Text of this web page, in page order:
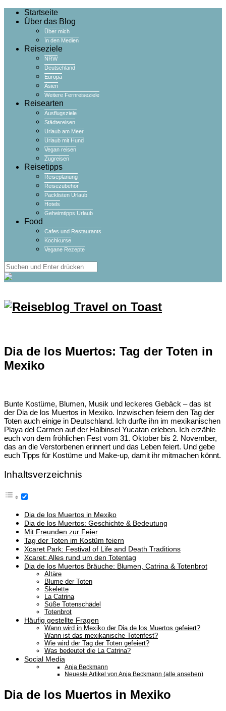
Startseite
Über das Blog
Über mich
In den Medien
Reiseziele
NRW
Deutschland
Europa
Asien
Weitere Fernreiseziele
Reisearten
Ausflugsziele
Städtereisen
Urlaub am Meer
Urlaub mit Hund
Vegan reisen
Zugreisen
Reisetipps
Reiseplanung
Reisezubehör
Packlisten Urlaub
Hotels
Geheimtipps Urlaub
Food
Cafes und Restaurants
Kochkurse
Vegane Rezepte
Dia de los Muertos: Tag der Toten in
Mexiko
Bunte Kostüme, Blumen, Musik und leckeres Gebäck – das ist
der Dia de los Muertos in Mexiko. Inzwischen feiern den Tag der
Toten auch einige in Deutschland. Ich durfte ihn im mexikanischen
Playa del Carmen auf der Halbinsel Yucatan erleben. Ich erzähle
euch von dem fröhlichen Fest vom 31. Oktober bis 2. November,
das an die Verstorbenen erinnert und das Leben feiert. Und gebe
euch Tipps für Kostüme und Make-up, damit ihr mitmachen könnt.
Inhaltsverzeichnis
Dia de los Muertos in Mexiko
Dia de los Muertos: Geschichte & Bedeutung
Mit Freunden zur Feier
Tag der Toten im Kostüm feiern
Xcaret Park: Festival of Life and Death Traditions
Xcaret: Alles rund um den Totentag
Dia de los Muertos Bräuche: Blumen, Catrina & Totenbrot
Altäre
Blume der Toten
Skelette
La Catrina
Süße Totenschädel
Totenbrot
Häufig gestellte Fragen
Wann wird in Mexiko der Dia de los Muertos gefeiert?
Wann ist das mexikanische Totenfest?
Wie wird der Tag der Toten gefeiert?
Was bedeutet die La Catrina?
Social Media
Anja Beckmann
Neueste Artikel von Anja Beckmann (alle ansehen)
Dia de los Muertos in Mexiko